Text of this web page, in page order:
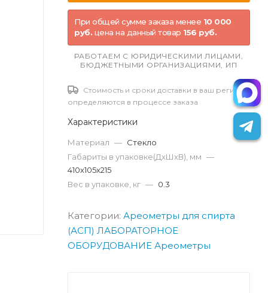
При общей сумме заказа менее 10 000
руб. цена на данный товар 156 руб.
РАБОТАЕМ С ЮРИДИЧЕСКИМИ ЛИЦАМИ,
БЮДЖЕТНЫМИ ОРГАНИЗАЦИЯМИ, ИП
Стоимость и сроки доставки в ваш регион
определяются в процессе заказа
Характеристики
Материал — Стекло
Габариты в упаковке(ДxШxВ), мм —
410х105х215
Вес в упаковке, кг — 0.3
Категории: Ареометры для спирта
(АСП) ЛАБОРАТОРНОЕ
ОБОРУДОВАНИЕ Ареометры